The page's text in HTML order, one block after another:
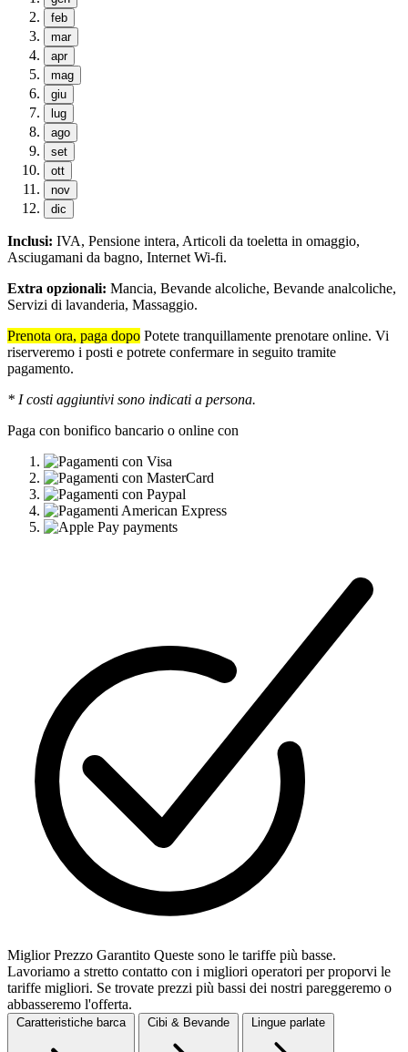
feb
mar
apr
mag
giu
lug
ago
set
ott
nov
dic
Inclusi: IVA, Pensione intera, Articoli da toeletta in omaggio,
Asciugamani da bagno, Internet Wi-fi.
Extra opzionali: Mancia, Bevande alcoliche, Bevande analcoliche,
Servizi di lavanderia, Massaggio.
Prenota ora, paga dopo Potete tranquillamente prenotare online. Vi
riserveremo i posti e potrete confermare in seguito tramite
pagamento.
* I costi aggiuntivi sono indicati a persona.
Paga con bonifico bancario o online con
Miglior Prezzo Garantito Queste sono le tariffe più basse.
Lavoriamo a stretto contatto con i migliori operatori per proporvi le
tariffe migliori. Se trovate prezzi più bassi dei nostri pareggeremo o
abbasseremo l'offerta.
Caratteristiche barca Cibi & Bevande Lingue parlate